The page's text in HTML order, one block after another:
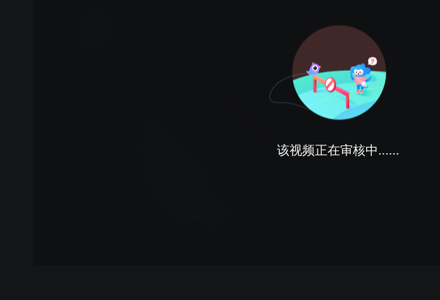
该视频正在审核中......